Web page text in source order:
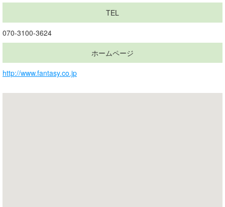
TEL
070-3100-3624
ホームページ
http://www.fantasy.co.jp